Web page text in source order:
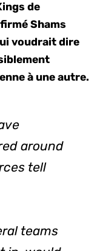
de
Shams
voudrait dire
à une autre.
around
tell
teams